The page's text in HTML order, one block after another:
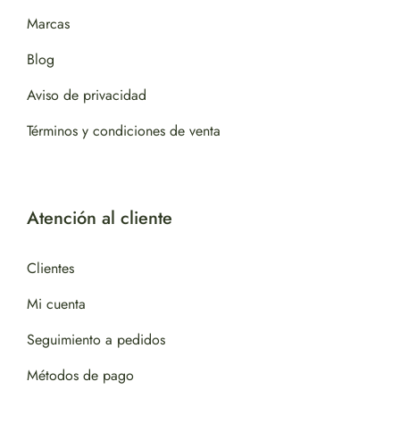
Marcas
Blog
Aviso de privacidad
Términos y condiciones de venta
Atención al cliente
Clientes
Mi cuenta
Seguimiento a pedidos
Métodos de pago